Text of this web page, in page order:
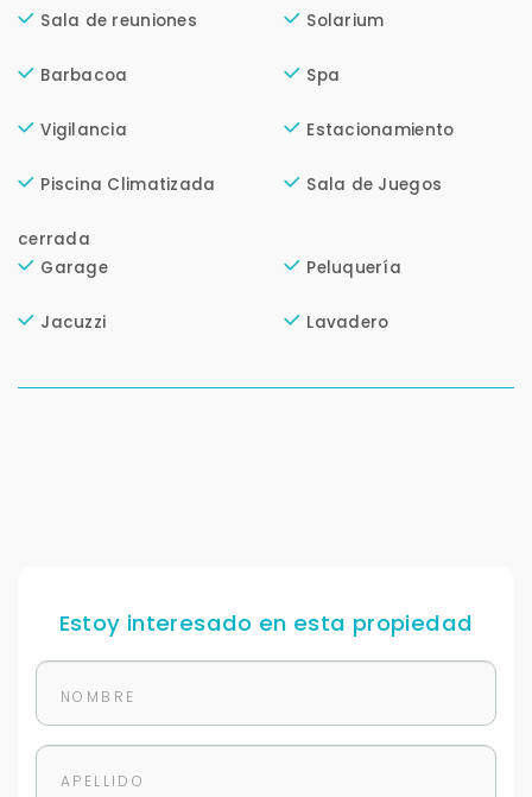
Sala de reuniones Solarium
Barbacoa Spa
Vigilancia Estacionamiento
Piscina Climatizada
cerrada
Sala de Juegos
Garage Peluquería
Jacuzzi Lavadero
Estoy interesado en esta propiedad